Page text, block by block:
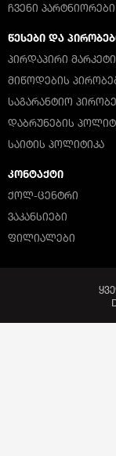
ᲩᲕᲔᲜᲘ ᲞᲐᲠᲢᲜᲘᲝᲠᲔᲑᲘ
ᲬᲔᲡᲔᲑᲘ ᲓᲐ
ᲞᲘᲠᲓᲐᲞᲘᲠᲘ
ᲛᲘᲬᲝᲓᲔᲑᲘᲡ
ᲡᲐᲒᲐᲠᲐᲜᲢᲘᲝ
ᲓᲐᲑᲠᲣᲜᲔᲑᲘᲡ
ᲡᲐᲘᲢᲘᲡ ᲞᲝᲚᲘᲢᲘᲙᲐ
ᲙᲝᲜᲢᲐᲥᲢᲘ
ᲥᲝᲚ-ᲪᲔᲜᲢᲠᲘ
ᲕᲐᲙᲐᲜᲡᲘᲔᲑᲘ
ᲤᲘᲚᲘᲐᲚᲔᲑᲘ